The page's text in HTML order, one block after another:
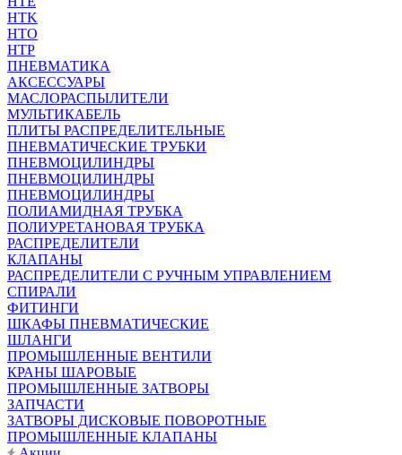
HTK
HTO
HTP
ПНЕВМАТИКА
АКСЕССУАРЫ
МАСЛОРАСПЫЛИТЕЛИ
МУЛЬТИКАБЕЛЬ
ПЛИТЫ РАСПРЕДЕЛИТЕЛЬНЫЕ
ПНЕВМАТИЧЕСКИЕ ТРУБКИ
ПНЕВМОЦИЛИНДРЫ
ПНЕВМОЦИЛИНДРЫ
ПНЕВМОЦИЛИНДРЫ
ПОЛИАМИДНАЯ ТРУБКА
ПОЛИУРЕТАНОВАЯ ТРУБКА
РАСПРЕДЕЛИТЕЛИ
КЛАПАНЫ
РАСПРЕДЕЛИТЕЛИ С РУЧНЫМ УПРАВЛЕНИЕМ
СПИРАЛИ
ФИТИНГИ
ШКАФЫ ПНЕВМАТИЧЕСКИЕ
ШЛАНГИ
ПРОМЫШЛЕННЫЕ ВЕНТИЛИ
КРАНЫ ШАРОВЫЕ
ПРОМЫШЛЕННЫЕ ЗАТВОРЫ
ЗАПЧАСТИ
ЗАТВОРЫ ДИСКОВЫЕ ПОВОРОТНЫЕ
ПРОМЫШЛЕННЫЕ КЛАПАНЫ